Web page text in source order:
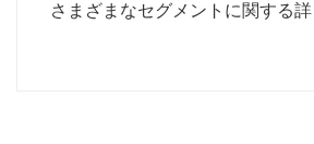
さまざまなセグメントに関する